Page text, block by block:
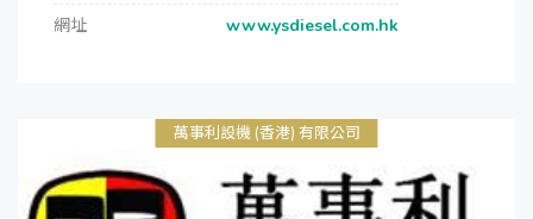
網址
www.ysdiesel.com.hk
萬事利設機 (香港) 有限公司